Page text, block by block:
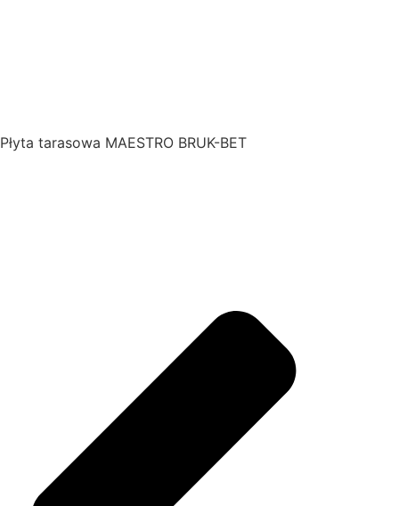
Płyta tarasowa MAESTRO BRUK-BET